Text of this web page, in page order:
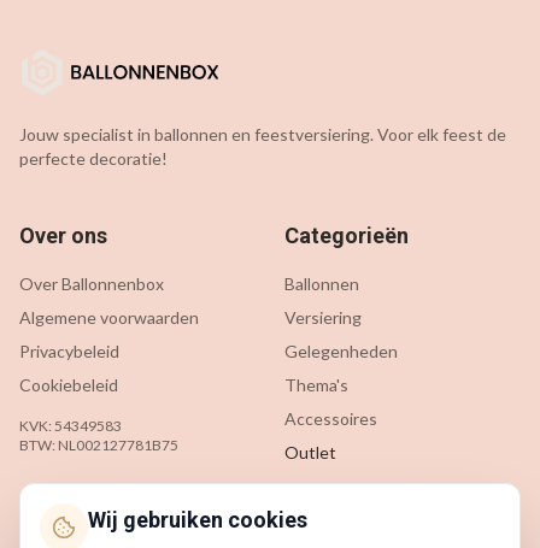
Jouw specialist in ballonnen en feestversiering. Voor elk feest de
perfecte decoratie!
Over ons
Over Ballonnenbox
Algemene voorwaarden
Privacybeleid
Cookiebeleid
KVK: 54349583
BTW: NL002127781B75
Categorieën
Ballonnen
Versiering
Gelegenheden
Thema's
Accessoires
Outlet
Klantenservice Contact
Wij gebruiken cookies